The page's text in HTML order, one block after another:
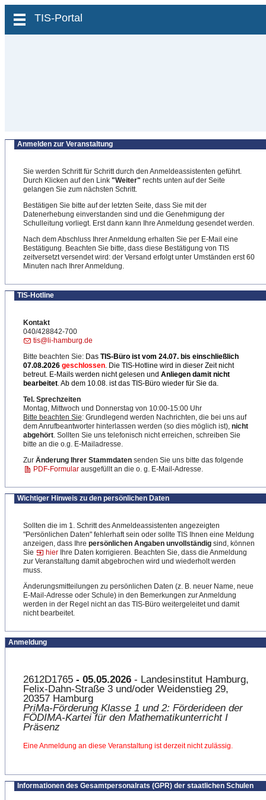
zum Inhalt wechseln
TIS-Portal
Anmelden zur Veranstaltung
Sie werden Schritt für Schritt durch den Anmeldeassistenten geführt.
Durch Klicken auf den Link "Weiter" rechts unten auf der Seite
gelangen Sie zum nächsten Schritt.
Bestätigen Sie bitte auf der letzten Seite, dass Sie mit der
Datenerhebung einverstanden sind und die Genehmigung der
Schulleitung vorliegt. Erst dann kann Ihre Anmeldung gesendet werden.
Nach dem Abschluss Ihrer Anmeldung erhalten Sie per E-Mail eine
Bestätigung. Beachten Sie bitte, dass diese Bestätigung von TIS
zeitversetzt versendet wird: der Versand erfolgt unter Umständen erst 60
Minuten nach Ihrer Anmeldung.
TIS-Hotline
Kontakt
040/428842-700
tis@li-hamburg.de
Bitte beachten Sie: Das TIS-Büro ist vom 24.07. bis einschließlich
07.08.2026 geschlossen. Die TIS-Hotline wird in dieser Zeit nicht
betreut. E-Mails werden nicht gelesen und Anliegen damit nicht
bearbeitet. Ab dem 10.08. ist das TIS-Büro wieder für Sie da.
Tel. Sprechzeiten
Montag, Mittwoch und Donnerstag von 10:00-15:00 Uhr
Bitte beachten Sie: Grundlegend werden Nachrichten, die bei uns auf
dem Anrufbeantworter hinterlassen werden (so dies möglich ist), nicht
abgehört. Sollten Sie uns telefonisch nicht erreichen, schreiben Sie
bitte an die o.g. E-Mailadresse.
Zur Änderung Ihrer Stammdaten senden Sie uns bitte das folgende
PDF-Formular ausgefüllt an die o. g. E-Mail-Adresse.
Wichtiger Hinweis zu den persönlichen Daten
Sollten die im 1. Schritt des Anmeldeassistenten angezeigten
"Persönlichen Daten" fehlerhaft sein oder sollte TIS Ihnen eine Meldung
anzeigen, dass Ihre persönlichen Angaben unvollständig sind, können
Sie
hier Ihre Daten korrigieren. Beachten Sie, dass die Anmeldung
zur Veranstaltung damit abgebrochen wird und wiederholt werden
muss.
Änderungsmitteilungen zu persönlichen Daten (z. B. neuer Name, neue
E-Mail-Adresse oder Schule) in den Bemerkungen zur Anmeldung
werden in der Regel nicht an das TIS-Büro weitergeleitet und damit
nicht bearbeitet.
Anmeldung
2612D1765 - 05.05.2026 - Landesinstitut Hamburg,
Felix-Dahn-Straße 3 und/oder Weidenstieg 29,
20357 Hamburg
PriMa-Förderung Klasse 1 und 2: Förderideen der
FÖDIMA-Kartei für den Mathematikunterricht I
Präsenz
Eine Anmeldung an diese Veranstaltung ist derzeit nicht zulässig.
Informationen des Gesamtpersonalrats (GPR) der staatlichen Schulen